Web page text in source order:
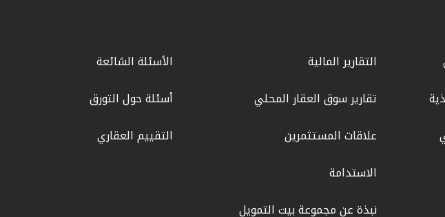
التقارير المالية
تقارير سوق العقار المحلي
علاقات المستثمرين
الاستدامة
نبذة عن مجموعة بيت التمويل
الأسئلة الشائعة
أسئلة حول التورق
التقييم العقاري